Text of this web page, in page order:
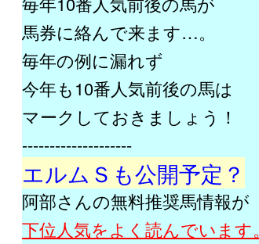
馬券に絡んで来ます…。
毎年の例に漏れず
今年も10番人気前後の馬は
マークしておきましょう！
--------------------
エルムＳも公開予定？
阿部さんの無料推奨馬情報が
下位人気をよく読んでいます。